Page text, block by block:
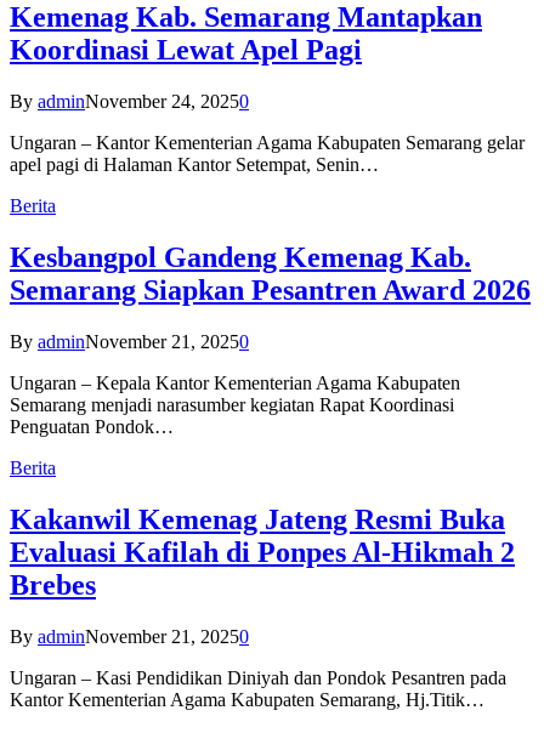
Kemenag Kab. Semarang Mantapkan
Koordinasi Lewat Apel Pagi
By adminNovember 24, 20250
Ungaran – Kantor Kementerian Agama Kabupaten Semarang gelar
apel pagi di Halaman Kantor Setempat, Senin…
Berita
Kesbangpol Gandeng Kemenag Kab.
Semarang Siapkan Pesantren Award 2026
By adminNovember 21, 20250
Ungaran – Kepala Kantor Kementerian Agama Kabupaten
Semarang menjadi narasumber kegiatan Rapat Koordinasi
Penguatan Pondok…
Berita
Kakanwil Kemenag Jateng Resmi Buka
Evaluasi Kafilah di Ponpes Al-Hikmah 2
Brebes
By adminNovember 21, 20250
Ungaran – Kasi Pendidikan Diniyah dan Pondok Pesantren pada
Kantor Kementerian Agama Kabupaten Semarang, Hj.Titik…